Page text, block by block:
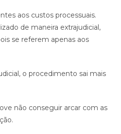
aos custos processuais.
de maneira extrajudicial,
se referem apenas aos
o procedimento sai mais
não conseguir arcar com as